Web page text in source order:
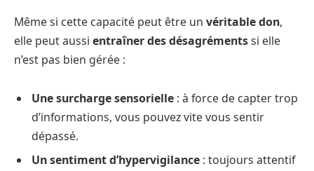
Même si cette capacité peut être un véritable don,
elle peut aussi entraîner des désagrémentssi elle
n’est pas bien gérée :
Une surcharge sensorielle : à force de capter trop
d’informations, vous pouvez vite vous sentir
dépassé.
Un sentiment d’hypervigilance : toujours attentif